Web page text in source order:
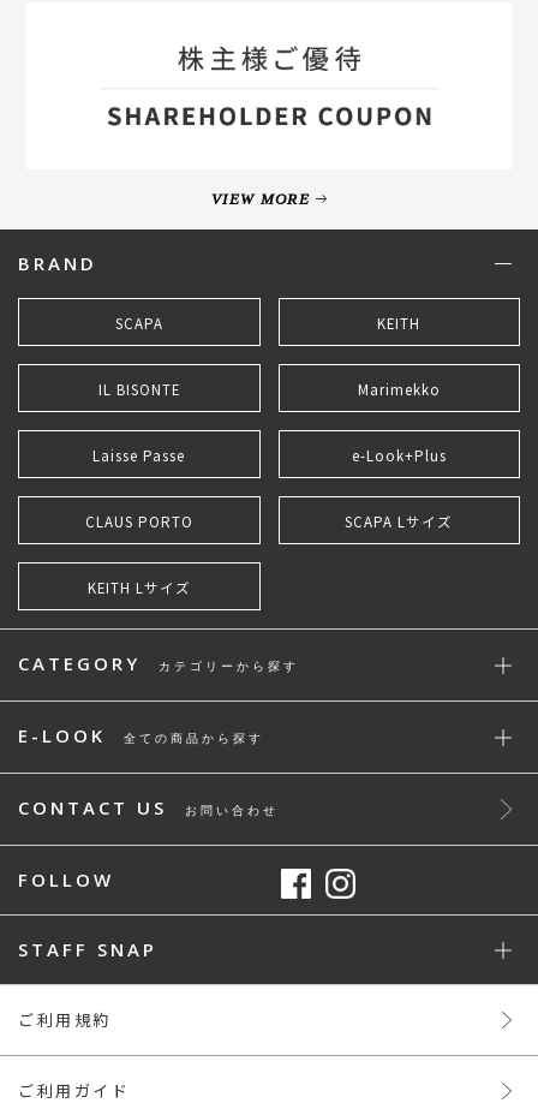
VIEW MORE
BRAND
SCAPA KEITH
IL BISONTE Marimekko
Laisse Passe e-Look+Plus
CLAUS PORTO SCAPA Lサイズ
KEITH Lサイズ
CATEGORY カテゴリーから探す
E-LOOK 全ての商品から探す
CONTACT US お問い合わせ
FOLLOW
STAFF SNAP
ご利用規約
ご利用ガイド